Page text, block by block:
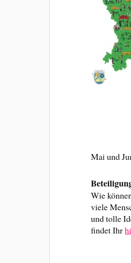
Mai und
Wie
viele
und tolle
findet Ihr